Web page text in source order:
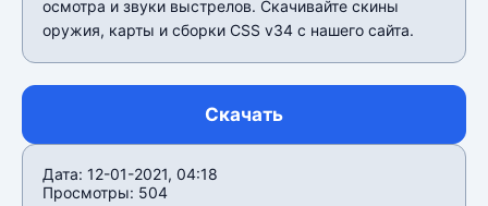
осмотра и звуки выстрелов. Скачивайте скины
оружия, карты и сборки CSS v34 c нашего сайта.
Скачать
Дата: 12-01-2021, 04:18
Просмотры: 504